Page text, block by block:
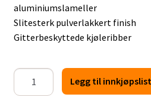
aluminiumslameller
Slitesterk pulverlakkert finish
Gitterbeskyttede kjøleribber
Etterkjøler
RA-
Legg til